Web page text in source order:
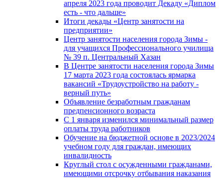
апреля 2023 года проводит Декаду «Диплом
есть - что дальше»
Итоги декады «Центр занятости на
предприятии»
Центр занятости населения города Зимы -
для учащихся Профессионального училища
№ 39 п. Центральный Хазан
В Центре занятости населения города Зимы
17 марта 2023 года состоялась ярмарка
вакансий «Трудоустройство на работу -
верный путь»
Объявление безработным гражданам
предпенсионного возраста
С 1 января изменился минимальный размер
оплаты труда работников
Обучение на бюджетной основе в 2023/2024
учебном году для граждан, имеющих
инвалидность
Круглый стол с осужденными гражданами,
имеющими отсрочку отбывания наказания